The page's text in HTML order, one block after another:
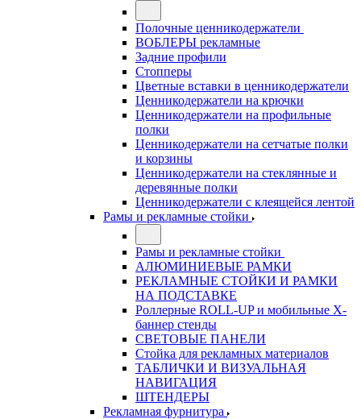
Полочные ценникодержатели
ВОБЛЕРЫ рекламные
Задние профили
Стопперы
Цветные вставки в ценникодержатели
Ценникодержатели на крючки
Ценникодержатели на профильные
полки
Ценникодержатели на сетчатые полки
и корзины
Ценникодержатели на стеклянные и
деревянные полки
Ценникодержатели с клеящейся лентой
Рамы и рекламные стойки
Рамы и рекламные стойки
АЛЮМИНИЕВЫЕ РАМКИ
РЕКЛАМНЫЕ СТОЙКИ И РАМКИ
НА ПОДСТАВКЕ
Роллерные ROLL-UP и мобильные X-
баннер стенды
СВЕТОВЫЕ ПАНЕЛИ
Стойка для рекламных материалов
ТАБЛИЧКИ И ВИЗУАЛЬНАЯ
НАВИГАЦИЯ
ШТЕНДЕРЫ
Рекламная фурнитура